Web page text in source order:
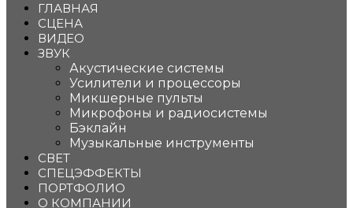
ГЛАВНАЯ
СЦЕНА
ВИДЕО
ЗВУК
Акустические системы
Усилители и процессоры
Микшерные пульты
Микрофоны и радиосистемы
Бэклайн
Музыкальные инструменты
СВЕТ
СПЕЦЭФФЕКТЫ
ПОРТФОЛИО
О КОМПАНИИ